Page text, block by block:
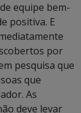
equipe bem-
positiva. E
por
pesquisa que
que
As
deve levar